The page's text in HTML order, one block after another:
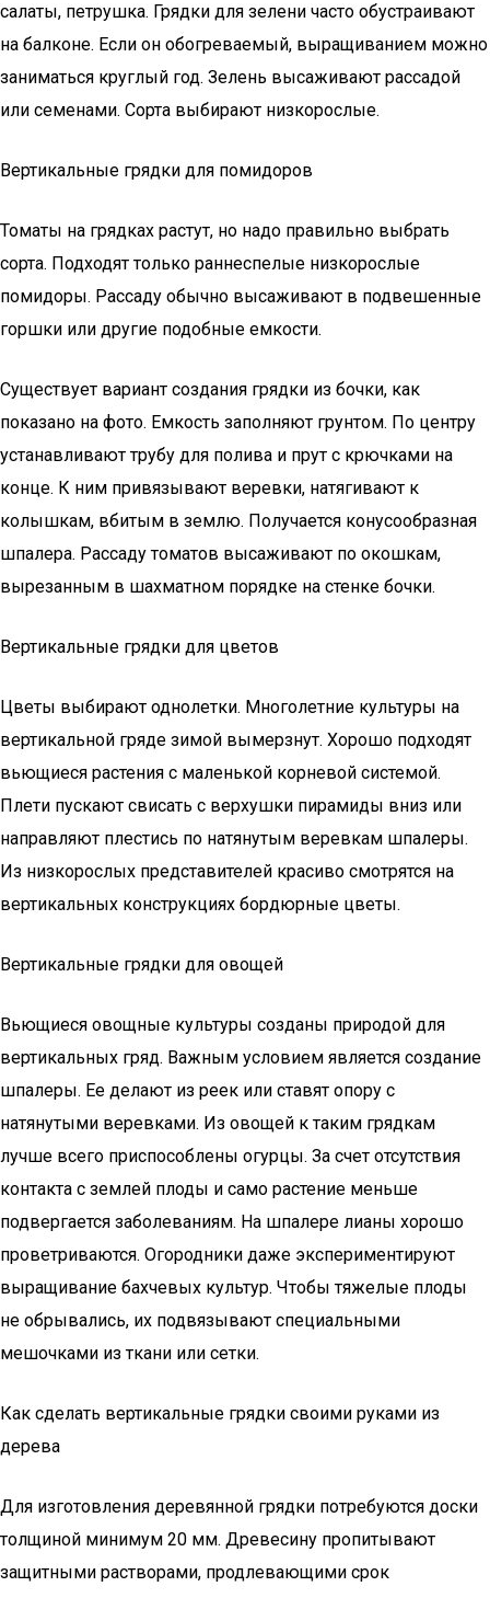
салаты, петрушка. Грядки для зелени часто обустраивают
на балконе. Если он обогреваемый, выращиванием можно
заниматься круглый год. Зелень высаживают рассадой
или семенами. Сорта выбирают низкорослые.
Вертикальные грядки для помидоров
Томаты на грядках растут, но надо правильно выбрать
сорта. Подходят только раннеспелые низкорослые
помидоры. Рассаду обычно высаживают в подвешенные
горшки или другие подобные емкости.
Существует вариант создания грядки из бочки, как
показано на фото. Емкость заполняют грунтом. По центру
устанавливают трубу для полива и прут с крючками на
конце. К ним привязывают веревки, натягивают к
колышкам, вбитым в землю. Получается конусообразная
шпалера. Рассаду томатов высаживают по окошкам,
вырезанным в шахматном порядке на стенке бочки.
Вертикальные грядки для цветов
Цветы выбирают однолетки. Многолетние культуры на
вертикальной гряде зимой вымерзнут. Хорошо подходят
вьющиеся растения с маленькой корневой системой.
Плети пускают свисать с верхушки пирамиды вниз или
направляют плестись по натянутым веревкам шпалеры.
Из низкорослых представителей красиво смотрятся на
вертикальных конструкциях бордюрные цветы.
Вертикальные грядки для овощей
Вьющиеся овощные культуры созданы природой для
вертикальных гряд. Важным условием является создание
шпалеры. Ее делают из реек или ставят опору с
натянутыми веревками. Из овощей к таким грядкам
лучше всего приспособлены огурцы. За счет отсутствия
контакта с землей плоды и само растение меньше
подвергается заболеваниям. На шпалере лианы хорошо
проветриваются. Огородники даже экспериментируют
выращивание бахчевых культур. Чтобы тяжелые плоды
не обрывались, их подвязывают специальными
мешочками из ткани или сетки.
Как сделать вертикальные грядки своими руками из
дерева
Для изготовления деревянной грядки потребуются доски
толщиной минимум 20 мм. Древесину пропитывают
защитными растворами, продлевающими срок